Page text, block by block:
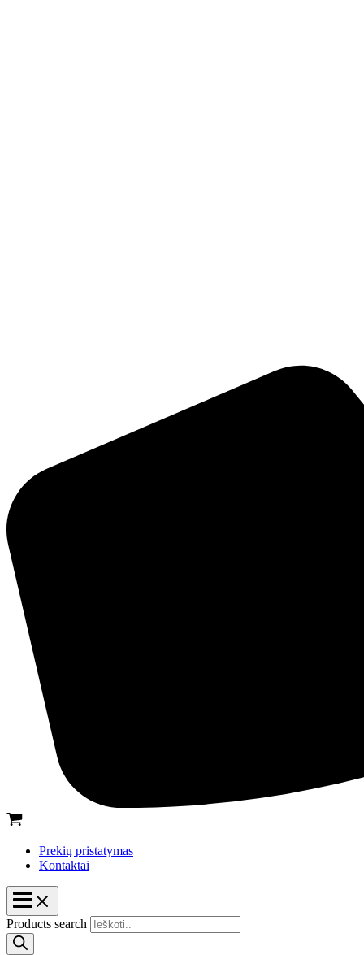
Prekių pristatymas
Kontaktai
Products search